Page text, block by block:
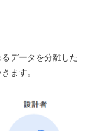
データを分離した
ます。